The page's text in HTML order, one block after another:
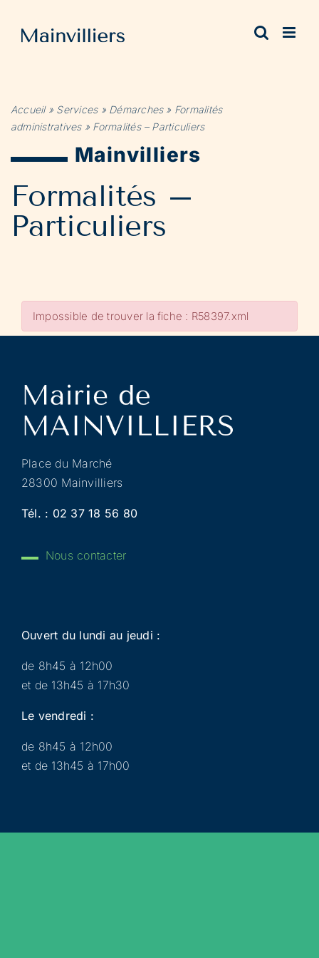
contenu
Accueil» Services» Démarches» Formalités
administratives» Formalités – Particuliers
Mainvilliers
Formalités –
Particuliers
Impossible de trouver la fiche : R58397.xml
Place du Marché
28300 Mainvilliers
Tél. : 02 37 18 56 80
Nous contacter
Ouvert du lundi au jeudi :
de 8h45 à 12h00
et de 13h45 à 17h30
Le vendredi :
de 8h45 à 12h00
et de 13h45 à 17h00